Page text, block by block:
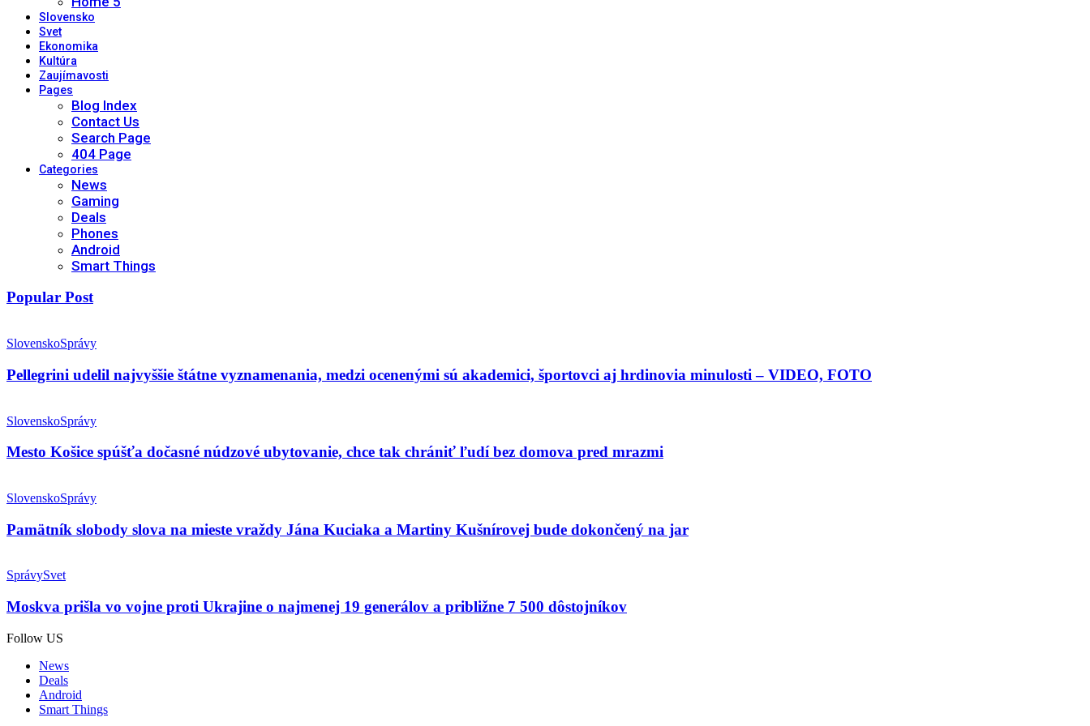
Slovensko
Svet
Ekonomika
Kultúra
Zaujímavosti
Pages
Blog Index
Contact Us
Search Page
404 Page
Categories
News
Gaming
Deals
Phones
Android
Smart Things
Popular Post
SlovenskoSprávy
Pellegrini udelil najvyššie štátne vyznamenania, medzi ocenenými sú akademici, športovci aj hrdinovia minulosti – VIDEO, FOTO
SlovenskoSprávy
Mesto Košice spúšťa dočasné núdzové ubytovanie, chce tak chrániť ľudí bez domova pred mrazmi
SlovenskoSprávy
Pamätník slobody slova na mieste vraždy Jána Kuciaka a Martiny Kušnírovej bude dokončený na jar
SprávySvet
Moskva prišla vo vojne proti Ukrajine o najmenej 19 generálov a približne 7 500 dôstojníkov
Follow US
News
Deals
Android
Smart Things